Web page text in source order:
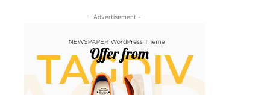
- Advertisement -